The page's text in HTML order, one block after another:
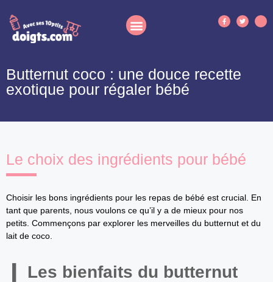
Butternut coco : une douce recette
exotique pour régaler bébé
Le choix des ingrédients pour bébé
Choisir les bons ingrédients pour les repas de bébé est crucial. En
tant que parents, nous voulons ce qu’il y a de mieux pour nos
petits. Commençons par explorer les merveilles du butternut et du
lait de coco.
Les bienfaits du butternut